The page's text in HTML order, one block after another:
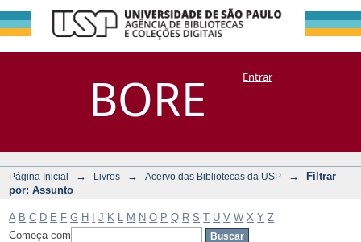
BORE
Filtrar por:
Assunto
DSpace/Manakin + CoriscoEntrar
Página Inicial → Livros → Acervo das Bibliotecas da USP →
Filtrar
por: Assunto
A B C D E F G H J K M N O P Q R S T U V W X Y Z
Começa com